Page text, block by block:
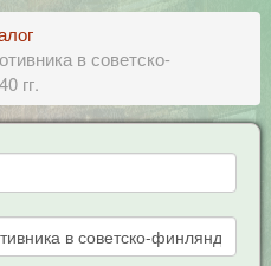
в советско-
гг.